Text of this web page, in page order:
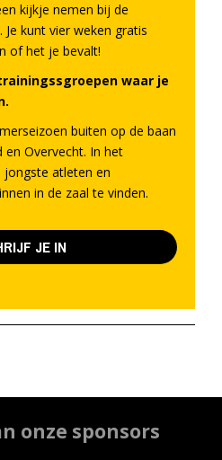
kijkje nemen bij de
kunt vier weken gratis
of het je bevalt!
waar je
buiten op de baan
en Overvecht. In het
atleten en
in de zaal te vinden.
JE IN
onze sponsors